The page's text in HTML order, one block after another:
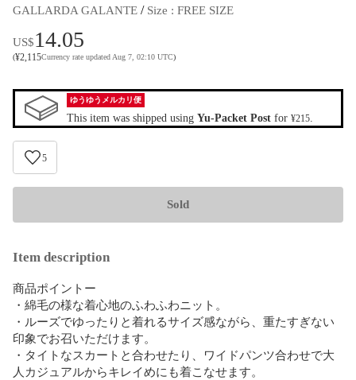
GALLARDA GALANTE / Size : FREE SIZE
US$14.05
(¥2,115Currency rate updated Aug 7, 02:10 UTC)
ゆうゆうメルカリ便
This item was shipped using Yu-Packet Post for ¥215
5
Sold
Item description
商品ポイントー
・綿毛の様な着心地のふわふわニット。
・ルーズでゆったりと着れるサイズ感ながら、重たすぎない
印象でお召いただけます。
・タイトなスカートと合わせたり、ワイドパンツ合わせで大
人カジュアルからキレイめにも着こなせます。